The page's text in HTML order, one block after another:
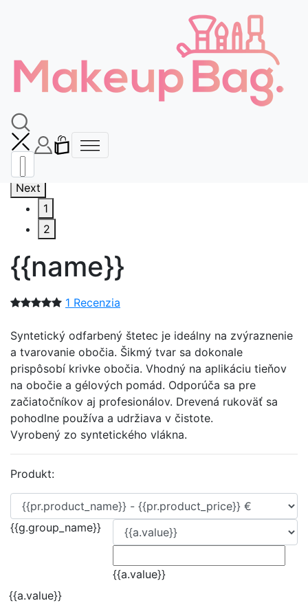
🚚DOPRAVA ZDARMA OD 65€🚚
Kontakt
Instagram
{{cart.currency.iso_code}}
Previous
Next
1
2
{{name}}
1 Recenzia
Syntetický odfarbený štetec je ideálny na zvýraznenie
a tvarovanie obočia. Šikmý tvar sa dokonale
prispôsobí krivke obočia. Vhodný na aplikáciu tieňov
na obočie a gélových pomád. Odporúča sa pre
začiatočníkov aj profesionálov. Drevená rukoväť sa
pohodlne používa a udržiava v čistote.
Vyrobený zo syntetického vlákna.
Produkt:
{{g.group_name}}
{{a.value}}
{{a.value}}